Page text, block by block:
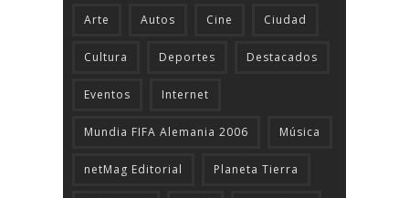
Arte Autos Cine Ciudad
Cultura Deportes Destacados
Eventos Internet
Mundia FIFA Alemania 2006 Música
netMag Editorial Planeta Tierra